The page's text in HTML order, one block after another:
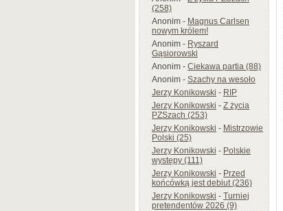
(258)
Anonim-Magnus Carlsen
nowym królem!
Anonim-Ryszard
Gąsiorowski
Anonim-Ciekawa partia (88)
Anonim-Szachy na wesoło
Jerzy Konikowski-RIP
Jerzy Konikowski-Z życia
PZSzach (253)
Jerzy Konikowski-Mistrzowie
Polski (25)
Jerzy Konikowski-Polskie
występy (111)
Jerzy Konikowski-Przed
końcówką jest debiut (236)
Jerzy Konikowski-Turniej
pretendentów 2026 (9)